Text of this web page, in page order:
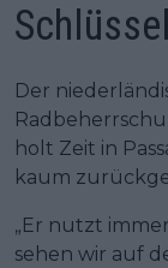
Der
holt Zeit in
kaum
„Er nutzt
sehen wir auf